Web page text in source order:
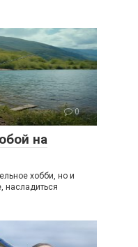
0
на
хобби, но и
насладиться